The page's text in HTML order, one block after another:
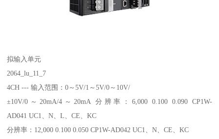
拟输入单元
2064_lu_11_7
4CH --- 输入范围：0～5V/1～5V/0～10V/
±10V/0～20mA/4～20mA 分辨率：6,000 0.100 0.090 CP1W-
AD041 UC1、N、L、CE、KC
分辨率：12,000 0.100 0.050 CP1W-AD042 UC1、N、CE、KC